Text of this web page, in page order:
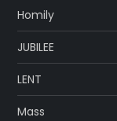
Homily
JUBILEE
LENT
Mass